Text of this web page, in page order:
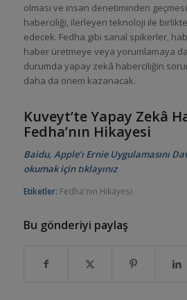
olması ve insan denetiminden
haberciliği, ilerleyen teknoloji ile
edecek. Fedha gibi sanal spikerler,
haber üretmeye veya yorumlamaya
durumda yapay zekâ haberciliğin
daha da önem kazanacak.
Kuveyt’te Yapay Zekâ
Fedha’nın Hikayesi
Baidu, Apple’ı Ernie Uygulamasını
okumak için tıklayınız
Etiketler: Fedha'nın Hikayesi
Bu gönderiyi paylaş